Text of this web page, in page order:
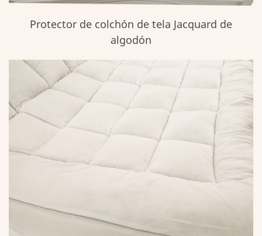
Protector de colchón de tela Jacquard de
algodón